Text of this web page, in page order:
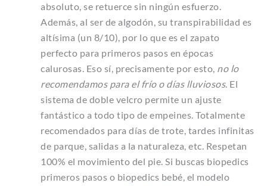
absoluto, se retuerce sin ningún esfuerzo.
Además, al ser de algodón, su transpirabilidad es
altísima (un 8/10), por lo que es el zapato
perfecto para primeros pasos en épocas
calurosas. Eso sí, precisamente por esto, no lo
recomendamos para el frío o días lluviosos. El
sistema de doble velcro permite un ajuste
fantástico a todo tipo de empeines. Totalmente
recomendados para días de trote, tardes infinitas
de parque, salidas a la naturaleza, etc. Respetan
100% el movimiento del pie. Si buscas biopedics
primeros pasos o biopedics bebé, el modelo